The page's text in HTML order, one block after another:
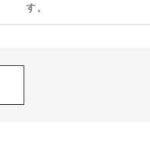
す。